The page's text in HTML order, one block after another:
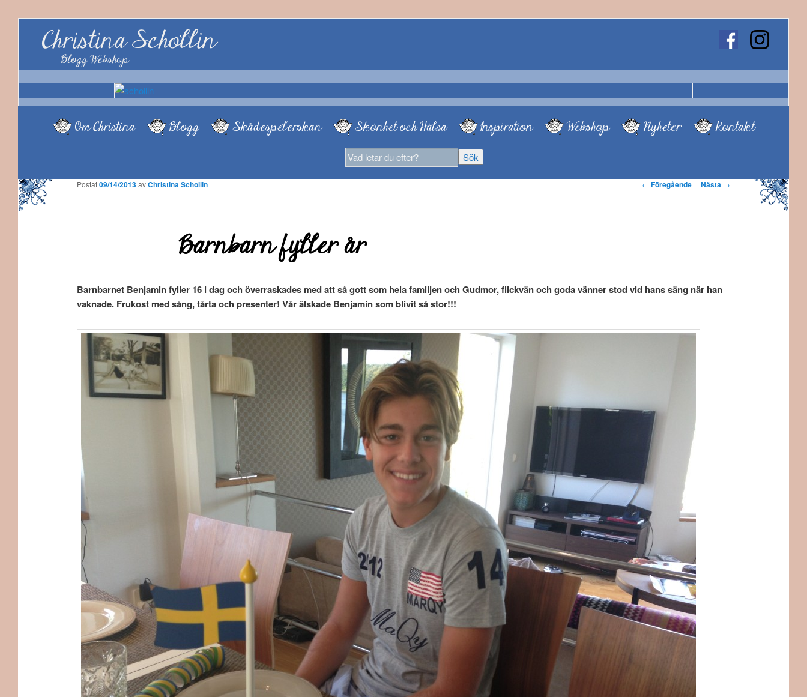
Christina Schollin
Blogg Webshop
Om Christina Blogg Skådespelerskan Skönhet och Hälsa Inspiration Webshop Nyheter Kontakt
Inläggsnavigering
← Föregående Nästa →
Barnbarn fyller år
Postat09/14/2013 avChristina Schollin
Barnbarnet Benjamin fyller 16 i dag och överraskades med att så gott som hela familjen och Gudmor, flickvän och goda vänner stod vid hans säng när han
vaknade. Frukost med sång, tårta och presenter! Vår älskade Benjamin som blivit så stor!!!